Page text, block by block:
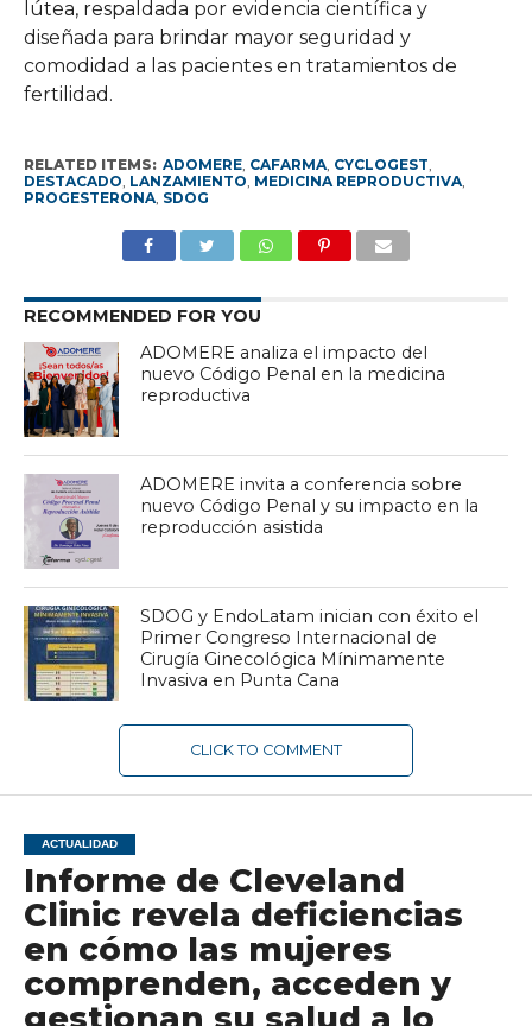
lútea, respaldada por evidencia científica y
diseñada para brindar mayor seguridad y
comodidad a las pacientes en tratamientos de
fertilidad.
RELATED ITEMS: ADOMERE, CAFARMA, CYCLOGEST,
DESTACADO, LANZAMIENTO, MEDICINA REPRODUCTIVA,
PROGESTERONA, SDOG
RECOMMENDED FOR YOU
ADOMERE analiza el impacto del
nuevo Código Penal en la medicina
reproductiva
ADOMERE invita a conferencia sobre
nuevo Código Penal y su impacto en la
reproducción asistida
SDOG y EndoLatam inician con éxito el
Primer Congreso Internacional de
Cirugía Ginecológica Mínimamente
Invasiva en Punta Cana
CLICK TO COMMENT
ACTUALIDAD
Informe de Cleveland
Clinic revela deficiencias
en cómo las mujeres
comprenden, acceden y